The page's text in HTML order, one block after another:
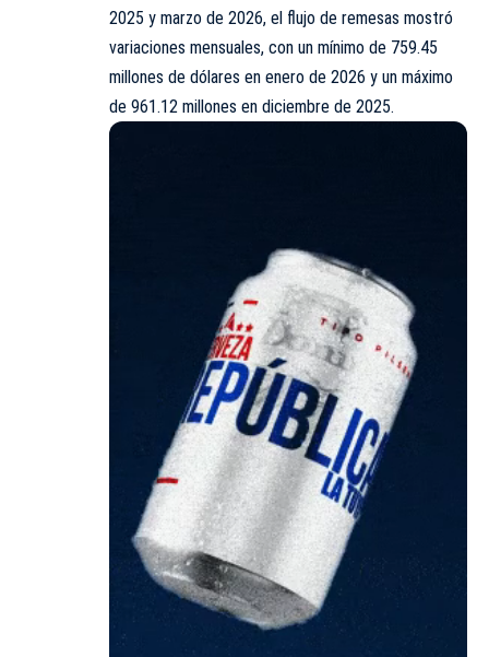
2025 y marzo de 2026, el flujo de remesas mostró
variaciones mensuales, con un mínimo de 759.45
millones de dólares en enero de 2026 y un máximo
de 961.12 millones en diciembre de 2025.